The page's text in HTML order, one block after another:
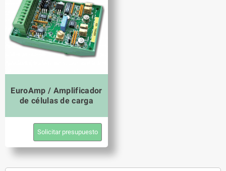
EuroAmp / Amplificador
de células de carga
Solicitar presupuesto